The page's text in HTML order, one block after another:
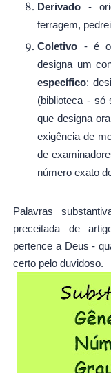
Derivado -
ferragem,
Coletivo - é o
designa um
específico:
(biblioteca - só
que designa
exigência de
de
número exato
Palavras
preceitada de
pertence a Deus -
certo pelo duvidoso.